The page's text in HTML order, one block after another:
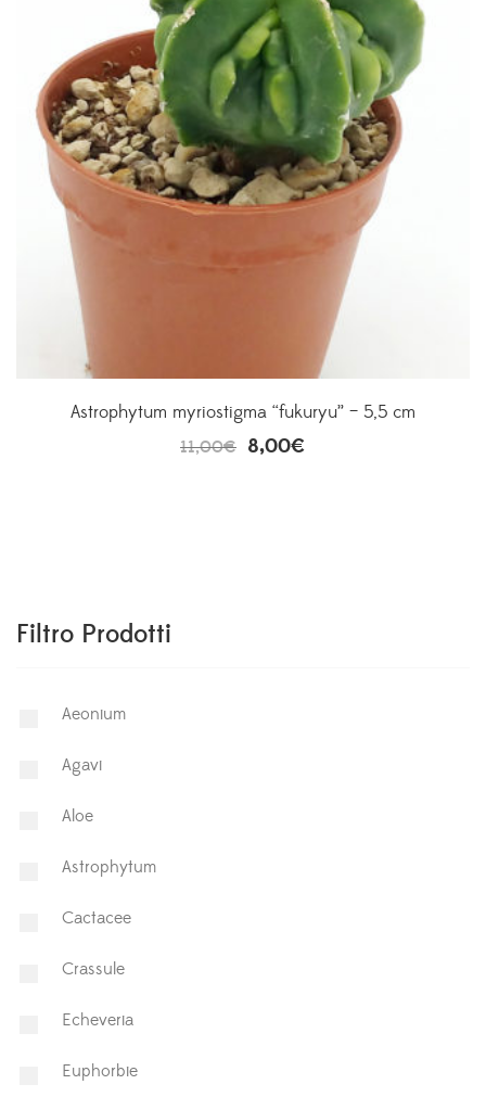
Astrophytum myriostigma “fukuryu” – 5,5 cm
11,00€ 8,00€
Filtro Prodotti
Aeonium
Agavi
Aloe
Astrophytum
⁠Cactacee
⁠Crassule
Echeveria
Euphorbie